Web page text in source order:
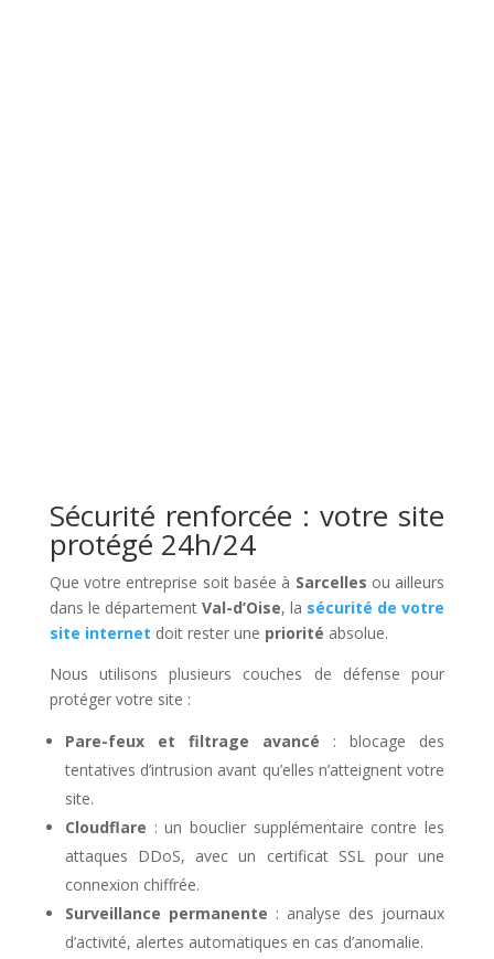
Sécurité renforcée : votre site
protégé 24h/24
Que votre entreprise soit basée à Sarcelles ou ailleurs
dans le département Val-d’Oise, la sécurité de votre
site internet doit rester une priorité absolue.
Nous utilisons plusieurs couches de défense pour
protéger votre site :
Pare-feux et filtrage avancé : blocage des
tentatives d’intrusion avant qu’elles n’atteignent votre
site.
Cloudflare : un bouclier supplémentaire contre les
attaques DDoS, avec un certificat SSL pour une
connexion chiffrée.
Surveillance permanente : analyse des journaux
d’activité, alertes automatiques en cas d’anomalie.